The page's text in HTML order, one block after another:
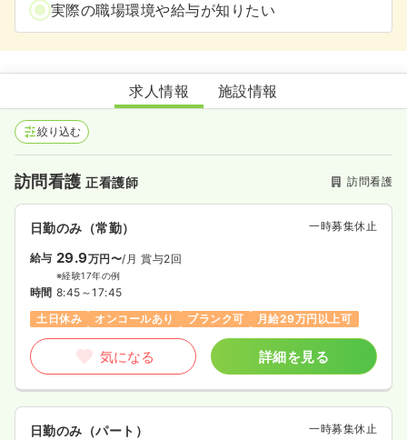
実際の職場環境や給与が知りたい
昭和八事訪問看護ステーション
求人情報 施設情報
絞り込む
訪問看護正看護師 訪問看護
日勤のみ（常勤） 一時募集休止
給与 29.9万円〜/月 賞与2回
※経験17年の例
時間 8:45～17:45
土日休み
オンコールあり ブランク可 月給29万円以上可
気になる 詳細を見る
日勤のみ（パート） 一時募集休止